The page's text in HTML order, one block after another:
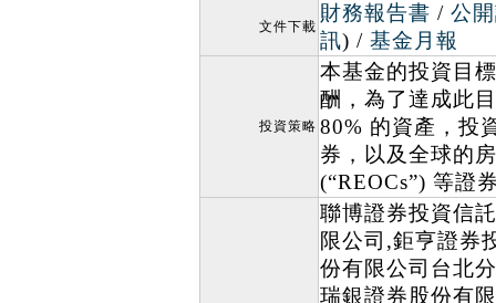
文件下載
財務報告書 / 公
訊) / 基金月報
投資策略
本基金的投資目
酬，為了達成此
80% 的資產，投
券，以及全球的
(“REOCs”) 等證
聯博證券投資信
限公司,鉅亨證券
份有限公司台北
瑞銀證券股份有